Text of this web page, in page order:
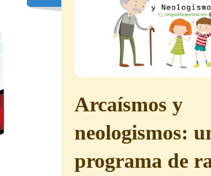
Nuestro centro
Arcaísmos y
neologismos:
programa de